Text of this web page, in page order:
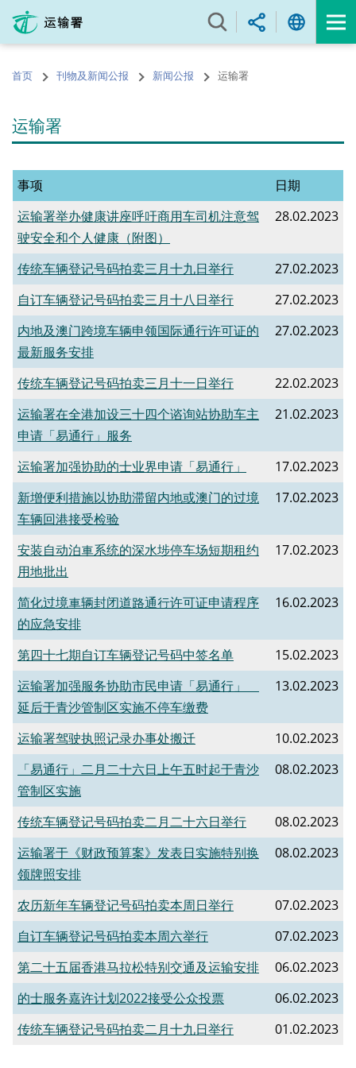
内
的首页 刊物及新闻公报 新闻公报 运输署
运输署
事项
日期
运输署举办健康讲座呼吁商用车司机注意驾
驶安全和个人健康（附图）
28.02.2023
传统车辆登记号码拍卖三月十九日举行
27.02.2023
自订车辆登记号码拍卖三月十八日举行
27.02.2023
内地及澳门跨境车辆申领国际通行许可证的
最新服务安排
27.02.2023
传统车辆登记号码拍卖三月十一日举行
22.02.2023
运输署在全港加设三十四个谘询站协助车主
申请「易通行」服务
21.02.2023
运输署加强协助的士业界申请「易通行」
17.02.2023
新增便利措施以协助滞留内地或澳门的过境
车辆回港接受检验
17.02.2023
​安装自动泊車系统的深水埗停车场短期租约
用地批出
17.02.2023
简化过境車辆封闭道路通行许可证申请程序
的应急安排
16.02.2023
第四十七期自订车辆登记号码中签名单
15.02.2023
运输署加强服务协助市民申请「易通行」
延后于青沙管制区实施不停车缴费
13.02.2023
运输署驾驶执照记录办事处搬迁
10.02.2023
「易通行」二月二十六日上午五时起于青沙
管制区实施
08.02.2023
传统车辆登记号码拍卖二月二十六日举行
08.02.2023
运输署于《财政预算案》发表日实施特别换
领牌照安排
08.02.2023
农历新年车辆登记号码拍卖本周日举行
07.02.2023
自订车辆登记号码拍卖本周六举行
07.02.2023
第二十五届香港马拉松特别交通及运输安排
06.02.2023
的士服务嘉许计划2022接受公众投票
06.02.2023
传统车辆登记号码拍卖二月十九日举行
01.02.2023